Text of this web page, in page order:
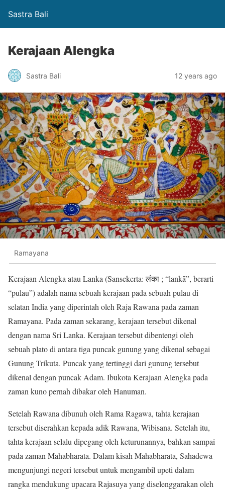
Sastra Bali
Kerajaan Alengka
Sastra Bali 12 years ago
Ramayana
Kerajaan Alengka atau Lanka (Sansekerta: लंका ; “lankā”, berarti
“pulau”) adalah nama sebuah kerajaan pada sebuah pulau di
selatan India yang diperintah oleh Raja Rawana pada zaman
Ramayana. Pada zaman sekarang, kerajaan tersebut dikenal
dengan nama Sri Lanka. Kerajaan tersebut dibentengi oleh
sebuah plato di antara tiga puncak gunung yang dikenal sebagai
Gunung Trikuta. Puncak yang tertinggi dari gunung tersebut
dikenal dengan puncak Adam. Ibukota Kerajaan Alengka pada
zaman kuno pernah dibakar oleh Hanuman.
Setelah Rawana dibunuh oleh Rama Ragawa, tahta kerajaan
tersebut diserahkan kepada adik Rawana, Wibisana. Setelah itu,
tahta kerajaan selalu dipegang oleh keturunannya, bahkan sampai
pada zaman Mahabharata. Dalam kisah Mahabharata, Sahadewa
mengunjungi negeri tersebut untuk mengambil upeti dalam
rangka mendukung upacara Rajasuya yang diselenggarakan oleh